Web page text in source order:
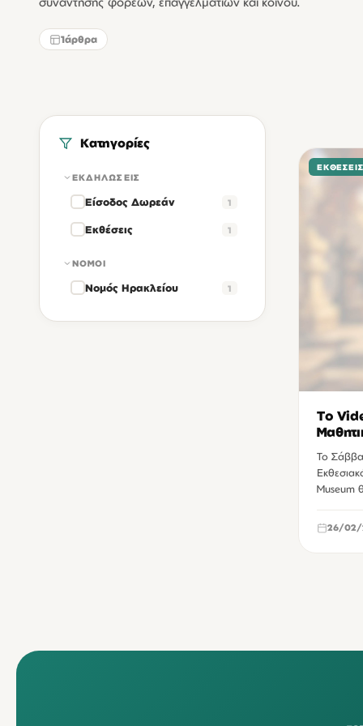
1άρθρα
Κατηγορίες
ΕΚΔΗΛΏΣΕΙΣ
Είσοδος Δωρεάν 1
Εκθέσεις 1
ΝΟΜΟΊ
Νομός Ηρακλείου 1
ΕΚΘΈΣΕΙΣ
Το
Το
Museum
26/02/